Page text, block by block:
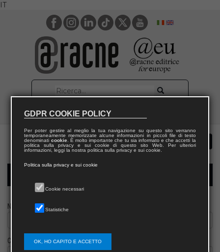
IT
Nome
Cognome
GDPR COOKIE POLICY
Per poter gestire al meglio la tua navigazione su questo sito verranno
temporaneamente memorizzate alcune informazioni in piccoli file di testo
denominati cookie. È molto importante che tu sia informato e che accetti la
politica sulla privacy e sui cookie di questo sito Web. Per ulteriori
informazioni, leggi la nostra politica sulla privacy e sui cookie.
Politica sulla privacy e sui cookie
Cookie necessari
Statistiche
OK, HO CAPITO E ACCETTO